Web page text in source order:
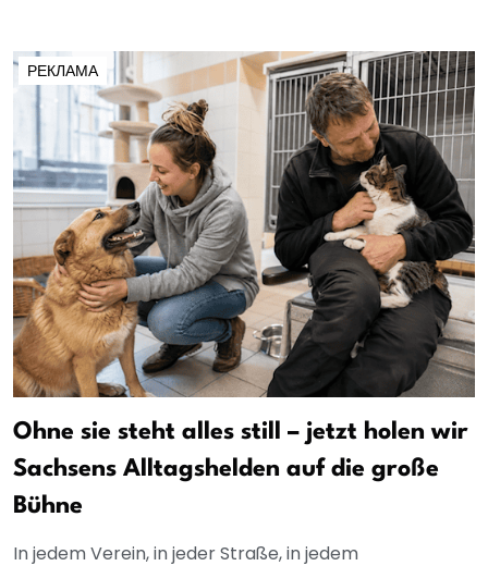
РЕКЛАМА
Ohne sie steht alles still – jetzt holen wir
Sachsens Alltagshelden auf die große
Bühne
In jedem Verein, in jeder Straße, in jedem